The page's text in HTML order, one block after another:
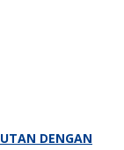
DENGAN